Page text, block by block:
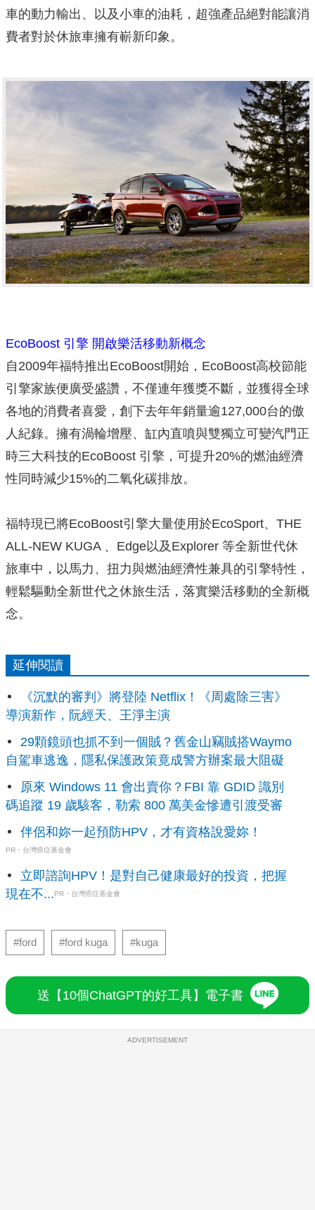
車的動力輸出、以及小車的油耗，超強產品絕對能讓消
費者對於休旅車擁有嶄新印象。
EcoBoost 引擎 開啟樂活移動新概念
自2009年福特推出EcoBoost開始，EcoBoost高校節能
引擎家族便廣受盛讚，不僅連年獲獎不斷，並獲得全球
各地的消費者喜愛，創下去年年銷量逾127,000台的傲
人紀錄。擁有渦輪增壓、缸內直噴與雙獨立可變汽門正
時三大科技的EcoBoost 引擎，可提升20%的燃油經濟
性同時減少15%的二氧化碳排放。
福特現已將EcoBoost引擎大量使用於EcoSport、THE
ALL-NEW KUGA 、Edge以及Explorer 等全新世代休
旅車中，以馬力、扭力與燃油經濟性兼具的引擎特性，
輕鬆驅動全新世代之休旅生活，落實樂活移動的全新概
念。
延伸閱讀
《沉默的審判》將登陸 Netflix！《周處除三害》
導演新作，阮經天、王淨主演
29顆鏡頭也抓不到一個賊？舊金山竊賊搭Waymo
自駕車逃逸，隱私保護政策竟成警方辦案最大阻礙
原來 Windows 11 會出賣你？FBI 靠 GDID 識別
碼追蹤 19 歲駭客，勒索 800 萬美金慘遭引渡受審
伴侶和妳一起預防HPV，才有資格說愛妳！
PR・台灣癌症基金會
立即諮詢HPV！是對自己健康最好的投資，把握
現在不... PR・台灣癌症基金會
#ford #ford kuga #kuga
送【10個ChatGPT的好工具】電子書
ADVERTISEMENT